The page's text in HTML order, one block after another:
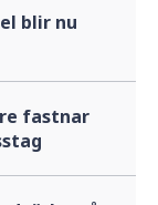
blir nu
fastnar